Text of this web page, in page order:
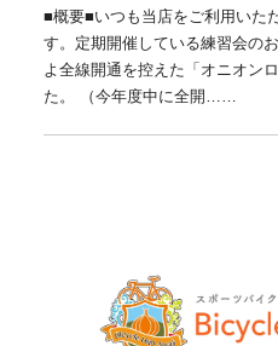
■概要■いつも当店をご利用いた
す。定期開催している練習会の
よ全線開通を控えた「オニオン
た。 （今年度中に全開……